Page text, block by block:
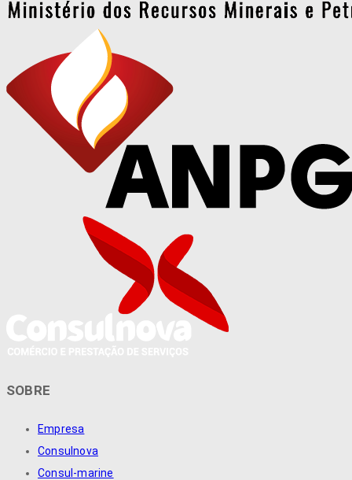
SOBRE
Empresa
Consulnova
Consul-marine